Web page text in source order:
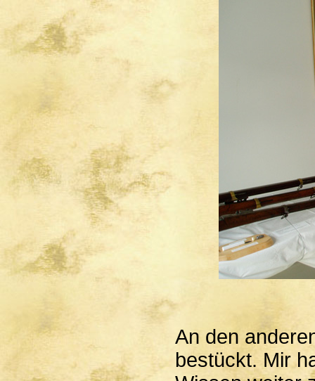
An den
bestückt. Mir